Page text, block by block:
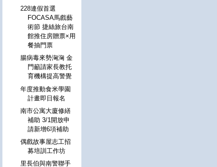
228連假首選
FOCASA馬戲藝
術節 捷絲旅台南
館推住房贈票×用
餐抽門票
腸病毒來勢洶洶 金
門籲請家長教托
育機構提高警覺
年度推動食米學園
計畫即日報名
南市公寓大廈修繕
補助 3/1開放申
請新增6項補助
偶戲故事屋志工招
募培訓工作坊
里長伯與南警聯手